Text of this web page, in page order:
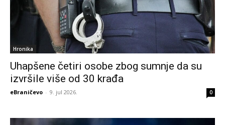
Hronika
Uhapšene četiri osobe zbog sumnje da su
izvršile više od 30 krađa
eBraničevo - 9. jul 2026. 0